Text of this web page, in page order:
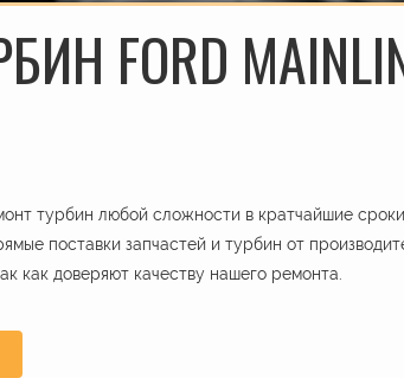
FORD
турбин любой сложности в кратчайшие
поставки запчастей и турбин от
как доверяют качеству нашего ремонта.